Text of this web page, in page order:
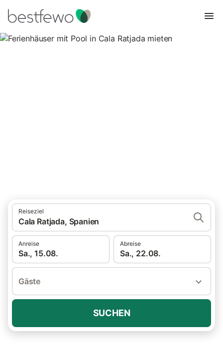
Reiseziel
Cala Ratjada, Spanien
Anreise
Sa., 15.08.
Abreise
Sa., 22.08.
Gäste
SUCHEN